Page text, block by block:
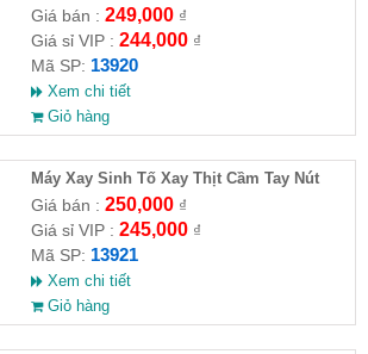
Bấm Tròn 1000W ALIZZ AL-9001A
Giá bán : 249,000₫
Giá sỉ VIP : 244,000₫
Mã SP: 13920
Xem chi tiết
Giỏ hàng
Máy Xay Sinh Tố Xay Thịt Cầm Tay Nút
Bấm Vuông 1000W ALIZZ AL-9001B
Giá bán : 250,000₫
Giá sỉ VIP : 245,000₫
Mã SP: 13921
Xem chi tiết
Giỏ hàng